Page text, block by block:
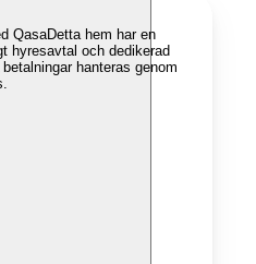
QasaDetta hem har en
hyresavtal och dedikerad
hanteras genom